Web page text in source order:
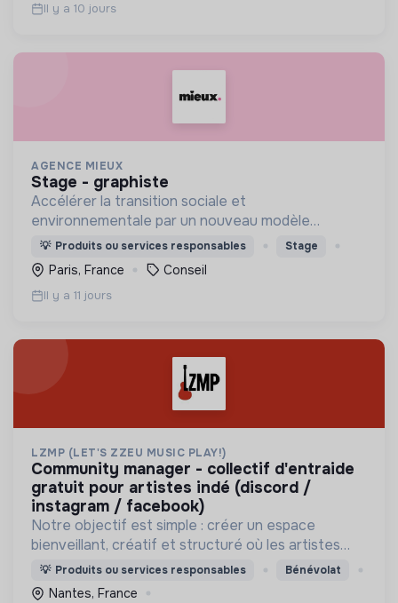
Il y a 10 jours
AGENCE MIEUX
stage - graphiste
Accélérer la transition sociale et
environnementale par un nouveau modèle
d'agence engagée, experte, agile, créative et
heureuse.
💡 Produits ou services responsables Stage
Paris, France Conseil
Il y a 11 jours
LZMP (LET'S ZZEU MUSIC PLAY!)
community manager - collectif d'entraide
gratuit pour artistes indé (discord /
instagram / facebook)
Notre objectif est simple : créer un espace
bienveillant, créatif et structuré où les artistes
peuvent progresser, échanger, collaborer et faire
rayonner leurs projets.
💡 Produits ou services responsables Bénévolat
Nantes, France